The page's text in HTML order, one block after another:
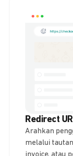
Redirect
Arahkan
melalui